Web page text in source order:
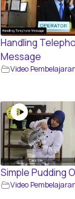
Handling
Message
Video
Simple Pudding
Video